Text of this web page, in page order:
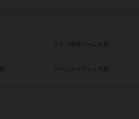
ドイツ年間ゲーム大賞
ゲームマーケット大賞